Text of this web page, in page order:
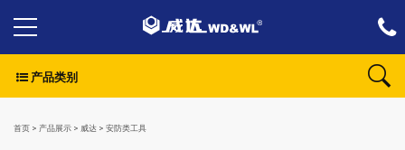
产品类别
首页 > 产品展示 > 威达 > 安防类工具